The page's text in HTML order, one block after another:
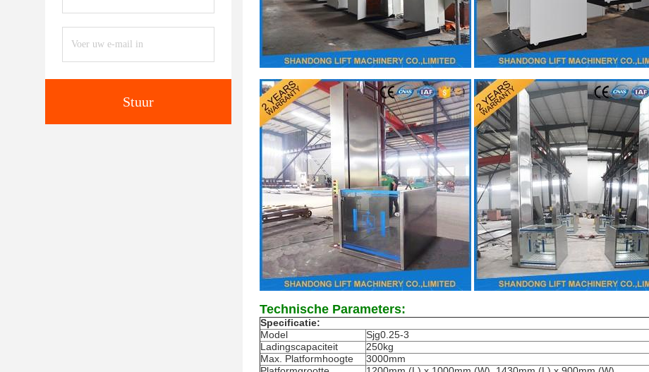
Stuur
Technische Parameters:
Specificatie:
Model
Sjg0.25-3
Ladingscapaciteit
250kg
Max. Platformhoogte
3000mm